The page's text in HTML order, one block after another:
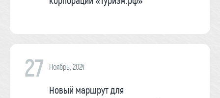
27 Ноябрь, 2024
Новый маршрут для